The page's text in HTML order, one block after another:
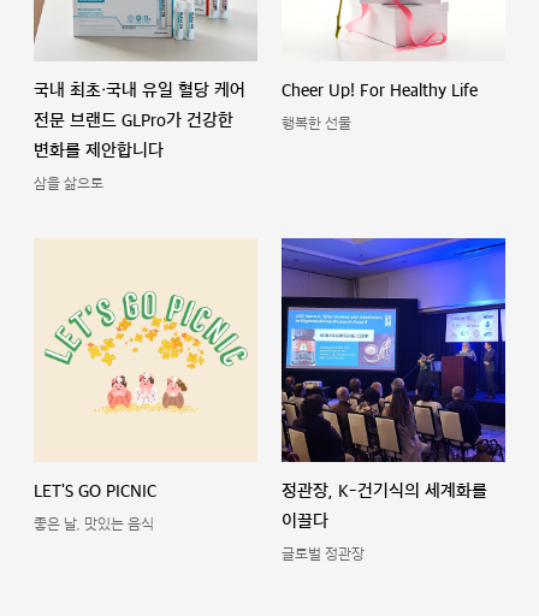
국내 최초·국내 유일 혈당 케어
전문 브랜드 GLPro가 건강한
변화를 제안합니다
삼을 삶으로
Cheer Up! For Healthy Life
행복한 선물
LET'S GO PICNIC
좋은 날, 맛있는 음식
정관장, K-건기식의 세계화를
이끌다
글로벌 정관장